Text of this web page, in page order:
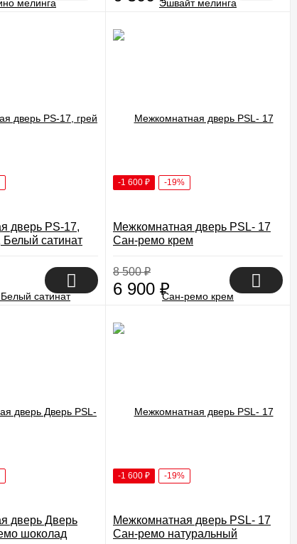
дверь PS-17,
Белый сатинат
-1 600 ₽ -19%
Межкомнатная дверь PSL- 17
Сан-ремо крем
8 500₽
6 900 ₽
дверь Дверь
шоколад
-1 600 ₽ -19%
Межкомнатная дверь PSL- 17
Сан-ремо натуральный